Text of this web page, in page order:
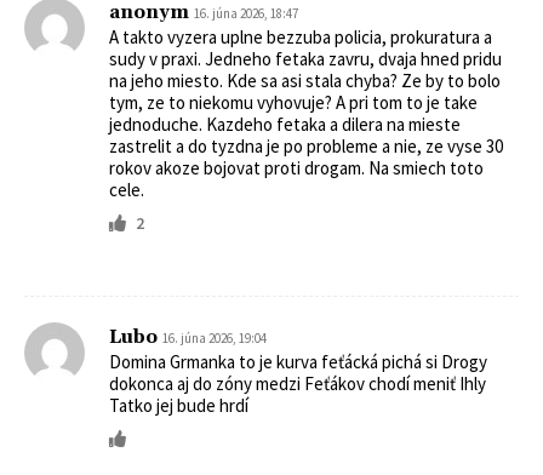
anonym 16. júna 2026, 18:47
A takto vyzera uplne bezzuba policia, prokuratura a
sudy v praxi. Jedneho fetaka zavru, dvaja hned pridu
na jeho miesto. Kde sa asi stala chyba? Ze by to bolo
tym, ze to niekomu vyhovuje? A pri tom to je take
jednoduche. Kazdeho fetaka a dilera na mieste
zastrelit a do tyzdna je po probleme a nie, ze vyse 30
rokov akoze bojovat proti drogam. Na smiech toto
cele.
2
Lubo 16. júna 2026, 19:04
Domina Grmanka to je kurva feťácká pichá si Drogy
dokonca aj do zóny medzi Feťákov chodí meniť Ihly
Tatko jej bude hrdí